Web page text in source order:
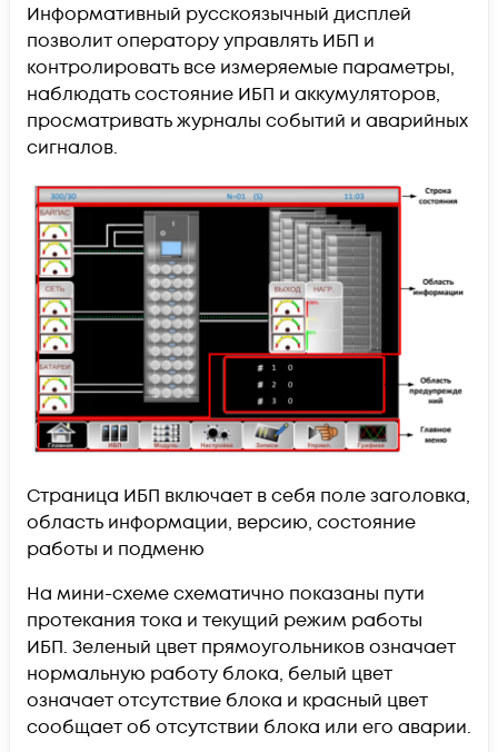
Информативный русскоязычный дисплей
позволит оператору управлять ИБП и
контролировать все измеряемые параметры,
наблюдать состояние ИБП и аккумуляторов,
просматривать журналы событий и аварийных
сигналов.
Страница ИБП включает в себя поле заголовка,
область информации, версию, состояние
работы и подменю
На мини-схеме схематично показаны пути
протекания тока и текущий режим работы
ИБП. Зеленый цвет прямоугольников означает
нормальную работу блока, белый цвет
означает отсутствие блока и красный цвет
сообщает об отсутствии блока или его аварии.